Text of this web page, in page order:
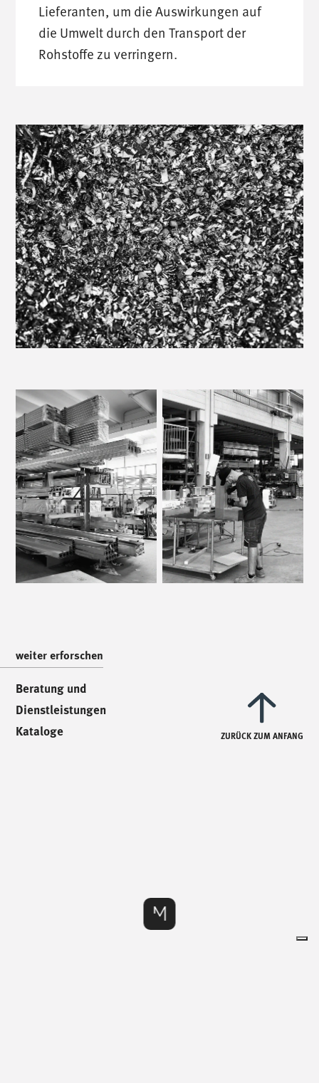
Lieferanten, um die Auswirkungen auf
die Umwelt durch den Transport der
Rohstoffe zu verringern.
weiter erforschen
Beratung und
Dienstleistungen
Kataloge
ZURÜCK ZUM ANFANG
/ruf uns an /
T. +39 0445 314164
/uns treffen/
/uns schreiben